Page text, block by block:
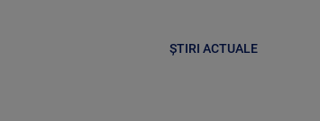
ȘTIRI ACTUALE